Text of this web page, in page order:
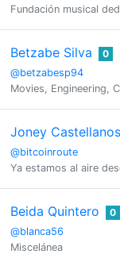
Fundación musical
Betzabe Silva
@betzabesp94
0
Movies, Engineering,
Joney Castellanos
@bitcoinroute
Ya estamos al aire
Beida Quintero
@blanca56
0
Miscelánea